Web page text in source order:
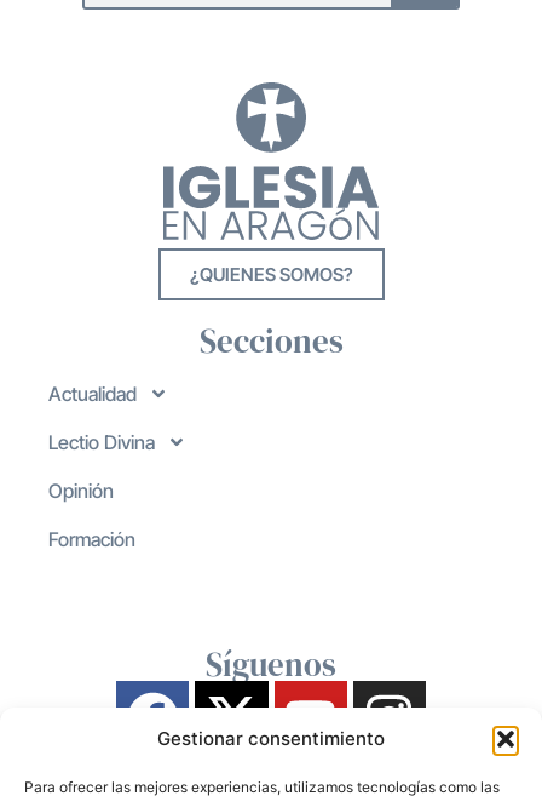
Gestionar consentimiento
Para ofrecer las mejores experiencias, utilizamos tecnologías como las
¿QUIENES SOMOS?
Secciones
Actualidad
Lectio Divina
Opinión
Formación
Síguenos